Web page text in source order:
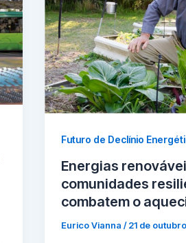
Futuro de Declínio
Energias
comunidades
combatem o
Eurico Vianna /21 de